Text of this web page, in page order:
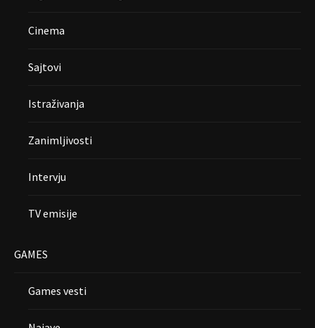
Cinema
Sajtovi
Istraživanja
Zanimljivosti
Intervju
TV emisije
GAMES
Games vesti